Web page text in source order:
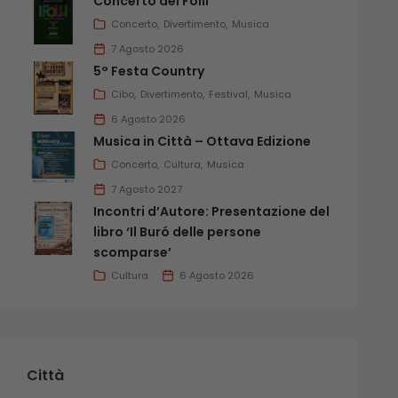
Concerto Divertimento Musica
7 Agosto 2026
5° Festa Country
Cibo Divertimento Festival Musica
6 Agosto 2026
Musica in Città – Ottava Edizione
Concerto Cultura Musica
7 Agosto 2027
Incontri d’Autore: Presentazione del
libro ‘Il Buró delle persone
scomparse’
Cultura 6 Agosto 2026
Città